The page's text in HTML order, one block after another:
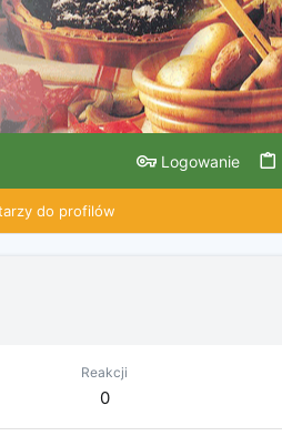
Logowanie
do profilów
Reakcji
0